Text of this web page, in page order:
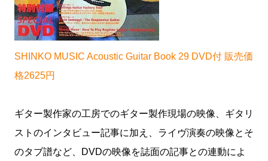
SHINKO MUSIC Acoustic Guitar Book 29 DVD付 販売価
格2625円
ギター製作家の工房でのギター製作現場の映像、ギタリ
ストのインタビュー記事に加え、ライヴ演奏の映像とそ
のタブ譜など、DVDの映像を誌面の記事との連動によ